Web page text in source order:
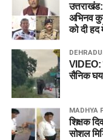
अभिनव
को दी
VIDEO:
सैनिक
MADHYA
शिक्षक
सोशल